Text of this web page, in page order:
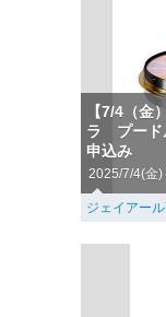
【7/4（金
ラ プード
申込み
2025/7/4(金)
ジェイアー